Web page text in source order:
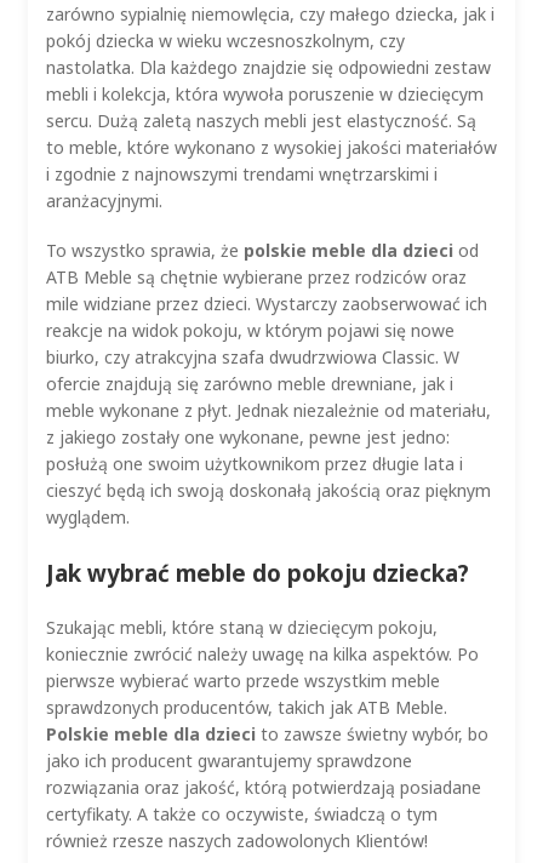
zarówno sypialnię niemowlęcia, czy małego dziecka, jak i
pokój dziecka w wieku wczesnoszkolnym, czy
nastolatka. Dla każdego znajdzie się odpowiedni zestaw
mebli i kolekcja, która wywoła poruszenie w dziecięcym
sercu. Dużą zaletą naszych mebli jest elastyczność. Są
to meble, które wykonano z wysokiej jakości materiałów
i zgodnie z najnowszymi trendami wnętrzarskimi i
aranżacyjnymi.
To wszystko sprawia, że polskie meble dla dzieci od
ATB Meble są chętnie wybierane przez rodziców oraz
mile widziane przez dzieci. Wystarczy zaobserwować ich
reakcje na widok pokoju, w którym pojawi się nowe
biurko, czy atrakcyjna szafa dwudrzwiowa Classic. W
ofercie znajdują się zarówno meble drewniane, jak i
meble wykonane z płyt. Jednak niezależnie od materiału,
z jakiego zostały one wykonane, pewne jest jedno:
posłużą one swoim użytkownikom przez długie lata i
cieszyć będą ich swoją doskonałą jakością oraz pięknym
wyglądem.
Jak wybrać meble do pokoju dziecka?
Szukając mebli, które staną w dziecięcym pokoju,
koniecznie zwrócić należy uwagę na kilka aspektów. Po
pierwsze wybierać warto przede wszystkim meble
sprawdzonych producentów, takich jak ATB Meble.
Polskie meble dla dzieci to zawsze świetny wybór, bo
jako ich producent gwarantujemy sprawdzone
rozwiązania oraz jakość, którą potwierdzają posiadane
certyfikaty. A także co oczywiste, świadczą o tym
również rzesze naszych zadowolonych Klientów!